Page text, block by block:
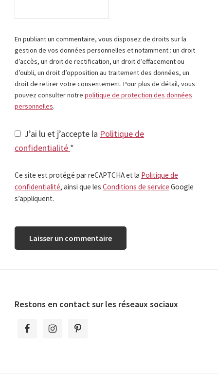
En publiant un commentaire, vous disposez de droits sur la
gestion de vos données personnelles et notamment : un droit
d’accès, un droit de rectification, un droit d’effacement ou
d’oubli, un droit d’opposition au traitement des données, un
droit de retirer votre consentement. Pour plus de détail, vous
pouvez consulter notre politique de protection des données
personnelles.
J’ai lu et j’accepte la Politique de
confidentialité *
Ce site est protégé par reCAPTCHA et la Politique de
confidentialité, ainsi que les Conditions de service Google
s’appliquent.
Footer
Restons en contact sur les réseaux sociaux